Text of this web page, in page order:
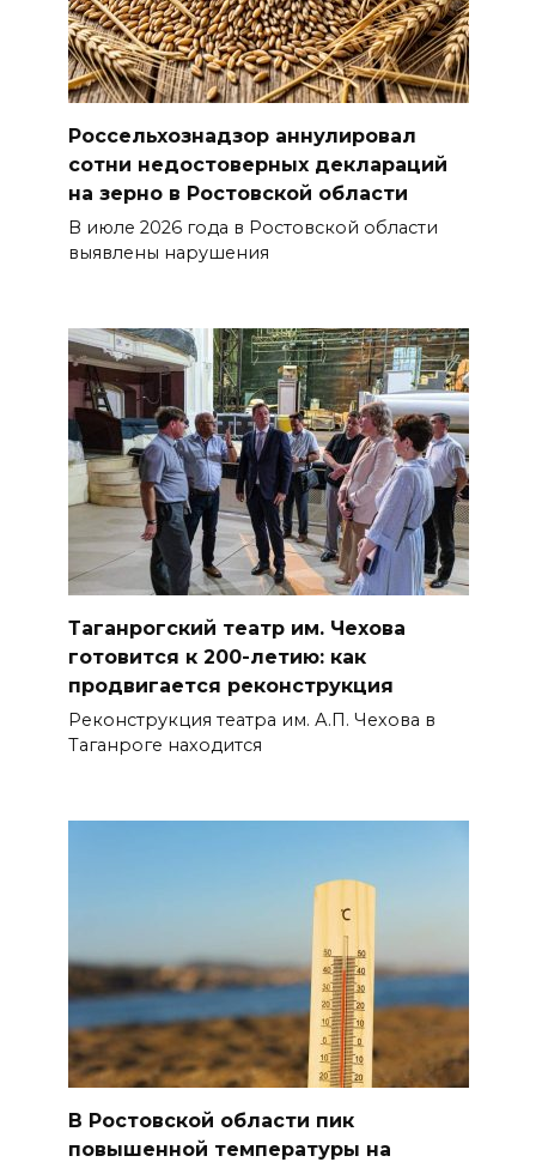
Россельхознадзор аннулировал
сотни недостоверных деклараций
на зерно в Ростовской области
В июле 2026 года в Ростовской области
выявлены нарушения
Таганрогский театр им. Чехова
готовится к 200-летию: как
продвигается реконструкция
Реконструкция театра им. А.П. Чехова в
Таганроге находится
В Ростовской области пик
повышенной температуры на